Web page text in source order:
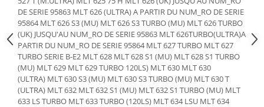
Etrieri
Placute de frana
Pompa de frana - cilindru de frana
Frana utilaje
Supapa franare
Kit reparatii
Cabluri frana
Piese Lamborghini
Piese Same
Piese Renault
Piese Hurlimann
Piese Zetor
Piese Weidemann
DE SERIE 95863 MLT 626 (ULTRA) A PARTIR DU NUM_RO DE SERIE
95864 MLT 626 S3 (MU) MLT 626 S3 TURBO (MU) MLT 626 TURBO
(UK) JUSQU'AU NUM_RO DE SERIE 95863 MLT 626TURBO(ULTRA)A
PARTIR DU NUM_RO DE SERIE 95864 MLT 627 TURBO MLT 627
TURBO SERIE B-E2 MLT 628 MLT 628 S1 (MU) MLT 628 S1 TURBO
(MU) MLT 629 MLT 629 TURBO 120LS) MLT 630 MLT 630
(ULTRA) MLT 630 S3 (MU) MLT 630 S3 TURBO (MU) MLT 630 T
(ULTRA) MLT 632 MLT 632 S1 (MU) MLT 632 S1 TURBO (MU) MLT
633 LS TURBO MLT 633 TURBO (120LS) MLT 634 LSU MLT 634